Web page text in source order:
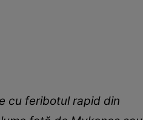
cu feribotul rapid din